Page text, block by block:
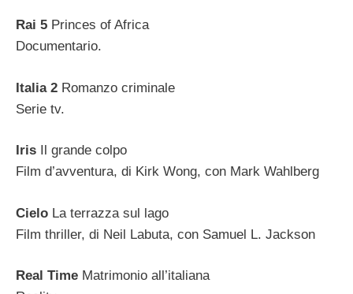
Rai 5 Princes of Africa
Documentario.
Italia 2 Romanzo criminale
Serie tv.
Iris Il grande colpo
Film d’avventura, di Kirk Wong, con Mark Wahlberg
Cielo La terrazza sul lago
Film thriller, di Neil Labuta, con Samuel L. Jackson
Real Time Matrimonio all’italiana